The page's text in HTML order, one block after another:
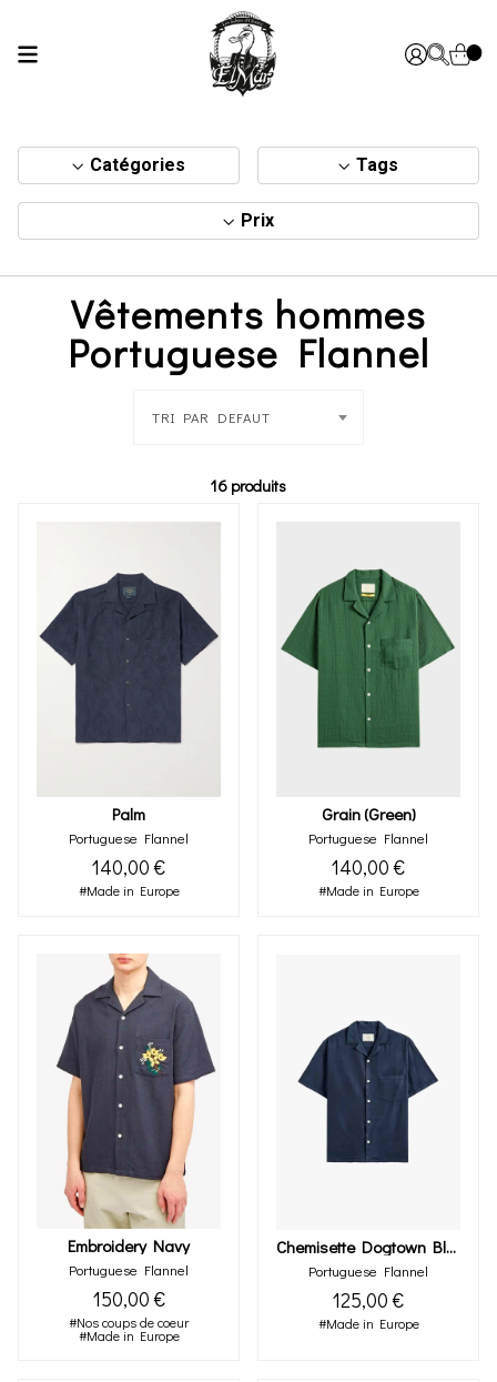
Catégories Tags
Prix
Vêtements hommes
Portuguese Flannel
16 produits
TRI PAR DEFAUT
Palm
Portuguese Flannel
140,00 €
#Made in Europe
Grain (green)
Portuguese Flannel
140,00 €
#Made in Europe
Embroidery Navy
Portuguese Flannel
150,00 €
#Nos coups de coeur
#Made in Europe
Chemisette Dogtown Blue
Portuguese Flannel
125,00 €
#Made in Europe